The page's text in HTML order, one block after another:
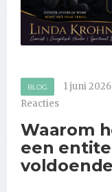
BLOG 1 juni 2026
Reacties
Waarom
een